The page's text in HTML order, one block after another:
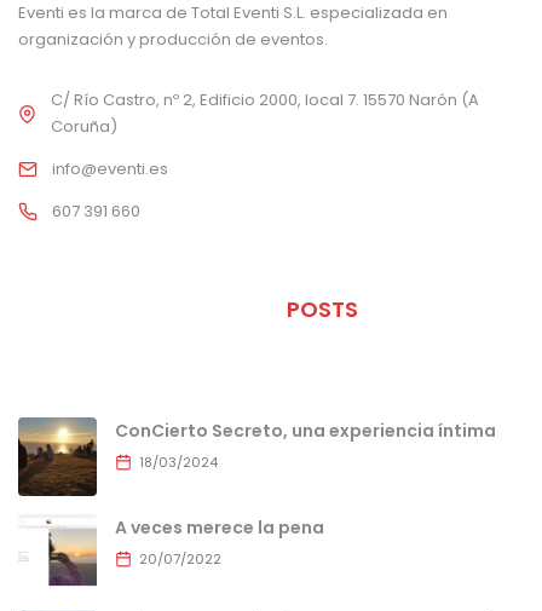
Eventi es la marca de Total Eventi S.L. especializada en
organización y producción de eventos.
C/ Río Castro, nº 2, Edificio 2000, local 7. 15570 Narón (A
Coruña)
info@eventi.es
607 391 660
POSTS
ConCierto Secreto, una experiencia íntima
18/03/2024
A veces merece la pena
20/07/2022